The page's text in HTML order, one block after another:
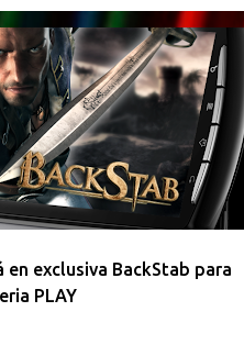
exclusiva BackStab para
PLAY